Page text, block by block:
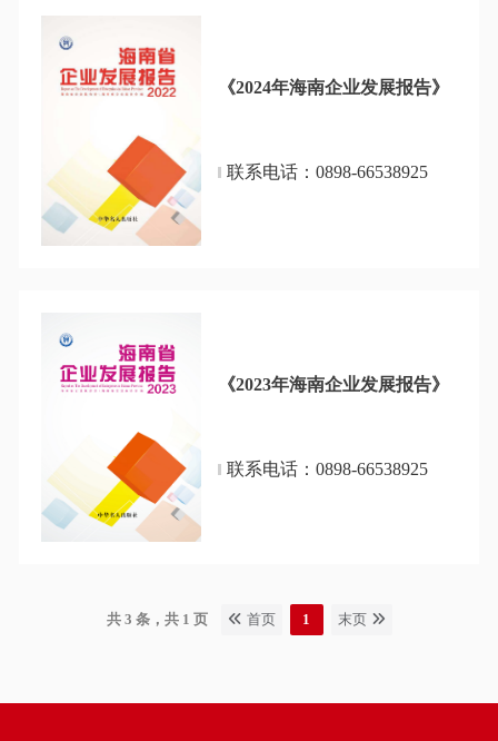
《2024年海南企业发展报告》
联系电话：0898-66538925
《2023年海南企业发展报告》
联系电话：0898-66538925
共 3 条，共 1 页 首页 1 末页